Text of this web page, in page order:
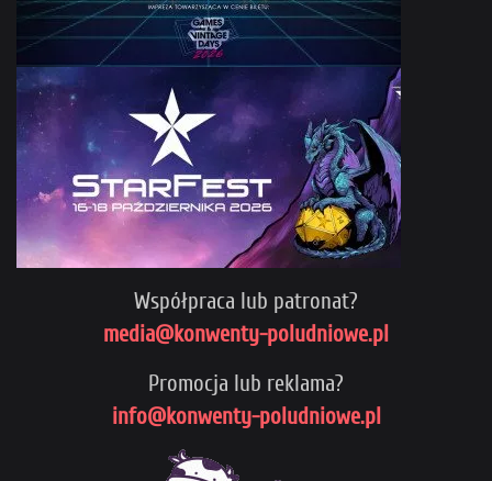
Współpraca lub patronat?
media@konwenty-poludniowe.pl
Promocja lub reklama?
info@konwenty-poludniowe.pl